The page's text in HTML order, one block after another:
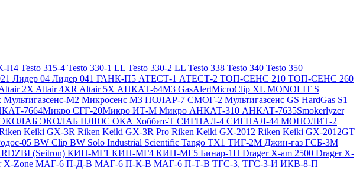
П4 Testo 315-4 Testo 330-1 LL Testo 330-2 LL Testo 338 Testo 340 Testo 350
Лидер 04 Лидер 041 ГАНК-П5 АТЕСТ-1 АТЕСТ-2 ТОП-СЕНС 210 ТОП-СЕНС 260
2X Altair 4XR Altair 5X АНКАТ-64М3 GasAlertMicroClip XL MONOLIT S
Мультигазсенс-М2 Микросенс М3 ПОЛАР-7 СМОГ-2 Мультигазсенс GS HardGas S1
7664Микро СГГ-20Микро ИТ-М Микро АНКАТ-310 АНКАТ-7635Smokerlyzer
ЭКОЛАБ ПЛЮС ОКА Хоббит-Т СИГНАЛ-4 СИГНАЛ-44 МОНОЛИТ-2
Keiki GX-3R Riken Keiki GX-3R Pro Riken Keiki GX-2012 Riken Keiki GX-2012GT
05 BW Clip BW Solo Industrial Scientific Tango TX1 ТИГ-2М Джин-газ ГСБ-3М
(Seitron) КИП-МГ1 КИП-МГ4 КИП-МГ5 Бинар-1П Drager X-am 2500 Drager X-
X-Zone МАГ-6 П-Д-В МАГ-6 П-К-В МАГ-6 П-Т-В ТГС-3, ТГС-3-И ИКВ-8-П